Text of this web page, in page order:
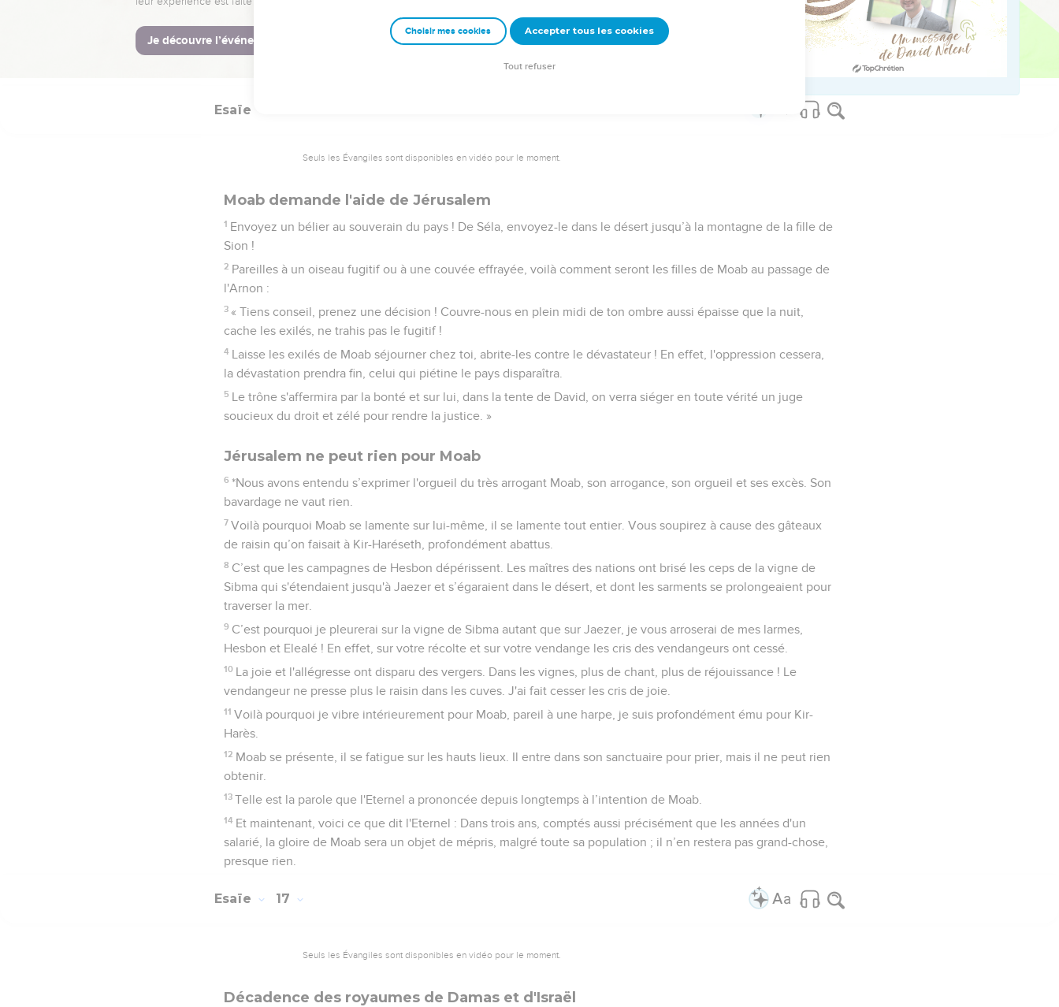
9 L’eau de Dimon est pleine de sang, mais j'envoie de nouveaux malheurs sur Dimon : un lion contre les
Esaïe
Seuls les Évangiles sont disponibles en vidéo pour le moment.
Moab demande l'aide de Jérusalem
1 Envoyez un bélier au souverain du pays ! De Séla, envoyez-le dans le désert jusqu’à la montagne de la fille de
Sion !
2 Pareilles à un oiseau fugitif ou à une couvée effrayée, voilà comment seront les filles de Moab au passage de
l'Arnon :
3 « Tiens conseil, prenez une décision ! Couvre-nous en plein midi de ton ombre aussi épaisse que la nuit,
cache les exilés, ne trahis pas le fugitif !
4 Laisse les exilés de Moab séjourner chez toi, abrite-les contre le dévastateur ! En effet, l'oppression cessera,
la dévastation prendra fin, celui qui piétine le pays disparaîtra.
5 Le trône s'affermira par la bonté et sur lui, dans la tente de David, on verra siéger en toute vérité un juge
soucieux du droit et zélé pour rendre la justice. »
Jérusalem ne peut rien pour Moab
6 *Nous avons entendu s’exprimer l'orgueil du très arrogant Moab, son arrogance, son orgueil et ses excès. Son
bavardage ne vaut rien.
7 Voilà pourquoi Moab se lamente sur lui-même, il se lamente tout entier. Vous soupirez à cause des gâteaux
de raisin qu’on faisait à Kir-Haréseth, profondément abattus.
8 C’est que les campagnes de Hesbon dépérissent. Les maîtres des nations ont brisé les ceps de la vigne de
Sibma qui s'étendaient jusqu'à Jaezer et s’égaraient dans le désert, et dont les sarments se prolongeaient pour
traverser la mer.
9 C’est pourquoi je pleurerai sur la vigne de Sibma autant que sur Jaezer, je vous arroserai de mes larmes,
Hesbon et Elealé ! En effet, sur votre récolte et sur votre vendange les cris des vendangeurs ont cessé.
10 La joie et l'allégresse ont disparu des vergers. Dans les vignes, plus de chant, plus de réjouissance ! Le
vendangeur ne presse plus le raisin dans les cuves. J'ai fait cesser les cris de joie.
11 Voilà pourquoi je vibre intérieurement pour Moab, pareil à une harpe, je suis profondément ému pour Kir-
Harès.
12 Moab se présente, il se fatigue sur les hauts lieux. Il entre dans son sanctuaire pour prier, mais il ne peut rien
obtenir.
13 Telle est la parole que l'Eternel a prononcée depuis longtemps à l’intention de Moab.
14 Et maintenant, voici ce que dit l'Eternel : Dans trois ans, comptés aussi précisément que les années d'un
salarié, la gloire de Moab sera un objet de mépris, malgré toute sa population ; il n’en restera pas grand-chose,
presque rien.
Esaïe 17
Seuls les Évangiles sont disponibles en vidéo pour le moment.
Décadence des royaumes de Damas et d'Israël
Choisir mes cookies Accepter tous les cookies
Tout refuser